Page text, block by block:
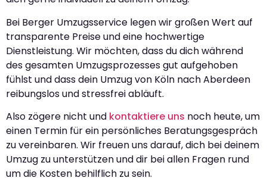
Bei Berger Umzugsservice legen wir großen Wert auf
transparente Preise und eine hochwertige
Dienstleistung. Wir möchten, dass du dich während
des gesamten Umzugsprozesses gut aufgehoben
fühlst und dass dein Umzug von Köln nach Aberdeen
reibungslos und stressfrei abläuft.
Also zögere nicht und kontaktiere uns noch heute, um
einen Termin für ein persönliches Beratungsgespräch
zu vereinbaren. Wir freuen uns darauf, dich bei deinem
Umzug zu unterstützen und dir bei allen Fragen rund
um die Kosten behilflich zu sein.